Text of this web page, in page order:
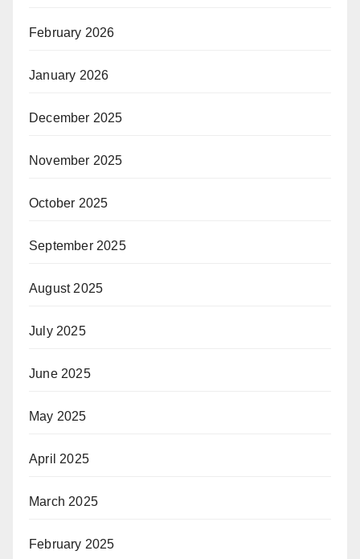
February 2026
January 2026
December 2025
November 2025
October 2025
September 2025
August 2025
July 2025
June 2025
May 2025
April 2025
March 2025
February 2025